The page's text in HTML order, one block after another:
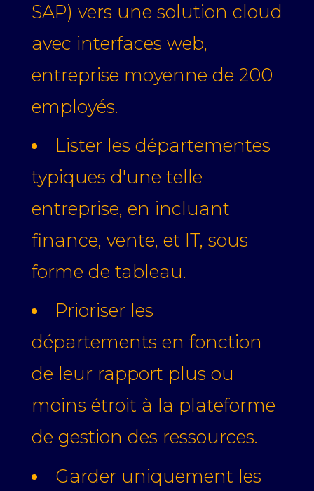
SAP) vers une solution cloud
avec interfaces web,
entreprise moyenne de 200
employés.
Lister les départementes
typiques d'une telle
entreprise, en incluant
finance, vente, et IT, sous
forme de tableau.
Prioriser les
départements en fonction
de leur rapport plus ou
moins étroit à la plateforme
de gestion des ressources.
Garder uniquement les